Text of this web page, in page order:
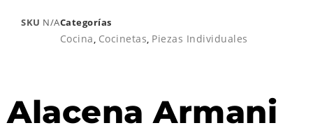
SKU N/ACategorías
Cocina, Cocinetas, Piezas Individuales
Alacena Armani